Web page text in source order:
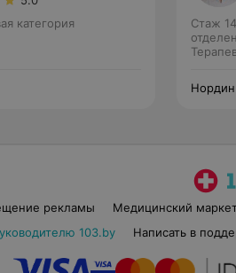
категория
Стаж
Нордин
рекламы Медицинский
103.by
Написать в